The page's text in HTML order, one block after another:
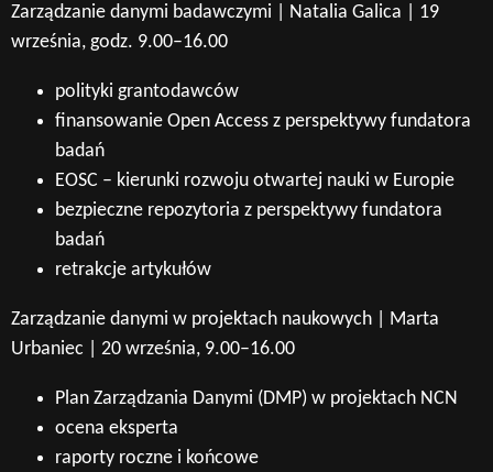
Zarządzanie danymi badawczymi | Natalia Galica | 19
września, godz. 9.00–16.00
polityki grantodawców
finansowanie Open Access z perspektywy fundatora
badań
EOSC – kierunki rozwoju otwartej nauki w Europie
bezpieczne repozytoria z perspektywy fundatora
badań
retrakcje artykułów
Zarządzanie danymi w projektach naukowych | Marta
Urbaniec | 20 września, 9.00–16.00
Plan Zarządzania Danymi (DMP) w projektach NCN
ocena eksperta
raporty roczne i końcowe
Wyszukaj na stronie: